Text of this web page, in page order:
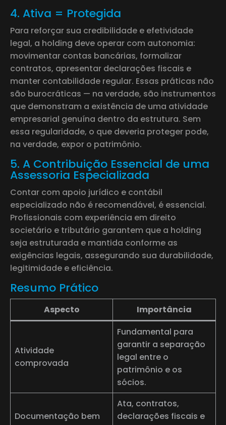
4. Ativa = Protegida
Para reforçar sua credibilidade e efetividade
legal, a holding deve operar com autonomia:
movimentar contas bancárias, formalizar
contratos, apresentar declarações fiscais e
manter contabilidade regular. Essas práticas não
são burocráticas — na verdade, são instrumentos
que demonstram a existência de uma atividade
empresarial genuína dentro da estrutura. Sem
essa regularidade, o que deveria proteger pode,
na verdade, expor o patrimônio.
5. A Contribuição Essencial de uma
Assessoria Especializada
Contar com apoio jurídico e contábil
especializado não é recomendável, é essencial.
Profissionais com experiência em direito
societário e tributário garantem que a holding
seja estruturada e mantida conforme as
exigências legais, assegurando sua durabilidade,
legitimidade e eficiência.
Resumo Prático
Aspecto Importância
Atividade
comprovada
Fundamental para
garantir a separação
legal entre o
patrimônio e os
sócios.
Documentação bem
Ata, contratos,
declarações fiscais e